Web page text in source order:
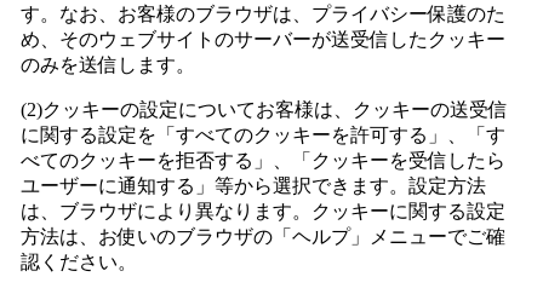
す。なお、お客様のブラウザは、プライバシー保護のた
め、そのウェブサイトのサーバーが送受信したクッキー
のみを送信します。
(2)クッキーの設定についてお客様は、クッキーの送受信
に関する設定を「すべてのクッキーを許可する」、「す
べてのクッキーを拒否する」、「クッキーを受信したら
ユーザーに通知する」等から選択できます。設定方法
は、ブラウザにより異なります。クッキーに関する設定
方法は、お使いのブラウザの「ヘルプ」メニューでご確
認ください。